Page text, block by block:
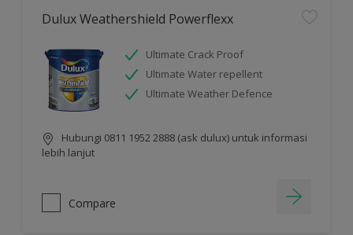
Dulux Weathershield Powerflexx
Ultimate Crack Proof
Ultimate Water repellent
Ultimate Weather Defence
Hubungi 0811 1952 2888 (ask dulux) untuk informasi
lebih lanjut
Compare